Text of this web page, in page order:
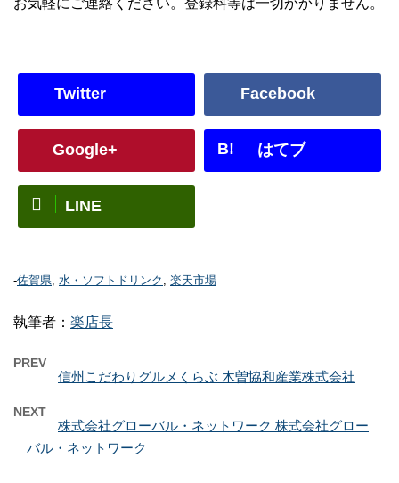
お気軽にご連絡ください。登録料等は一切かかりません。
Twitter Facebook
Google+ B! はてブ
LINE
-佐賀県, 水・ソフトドリンク , 楽天市場
執筆者： 楽店長
PREV
信州こだわりグルメくらぶ 木曽協和産業株式会社
NEXT
株式会社グローバル・ネットワーク 株式会社グロー
バル・ネットワーク